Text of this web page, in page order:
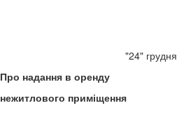
Про надання в оренду
нежитлового приміщення